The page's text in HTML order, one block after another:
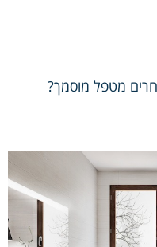
מטפל מוסמך?